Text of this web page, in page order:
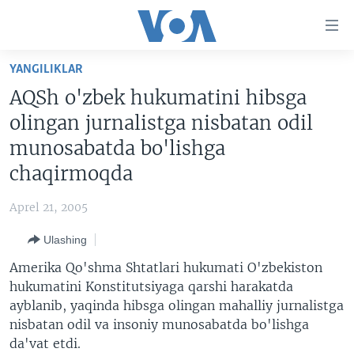
Boshiga
Qidiruvga
o'ting
AMERIKA
MARKAZIY OSIYO
XALQARO
XALQARO HAYOT
VASHINGTON CHOYXONASI
MOBIL-SALOM!
FACEBOOK
YOUTUBE
INSTAGRAM
INGLIZ TILI DARSLARI
EDITORIAL
YANGILIKLAR
AQSh o'zbek hukumatini hibsga
olingan jurnalistga nisbatan odil
munosabatda bo'lishga
chaqirmoqda
Aprel 21, 2005
Ulashing
Amerika Qo'shma Shtatlari hukumati O'zbekiston
hukumatini Konstitutsiyaga qarshi harakatda
ayblanib, yaqinda hibsga olingan mahalliy jurnalistga
nisbatan odil va insoniy munosabatda bo'lishga
da'vat etdi.